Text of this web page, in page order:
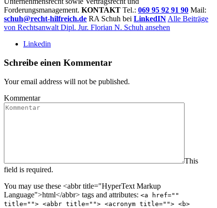
Forderungsmanagement. KONTAKT Tel.: 069 95 92 91 90 Mail:
schuh@recht-hilfreich.de RA Schuh bei LinkedIN Alle Beiträge
von Rechtsanwalt Dipl. Jur. Florian N. Schuh ansehen
Linkedin
Schreibe einen Kommentar
Your email address will not be published.
Kommentar
This
field is required.
You may use these <abbr title="HyperText Markup
Language">html</abbr> tags and attributes: <a href=""
title=""> <abbr title=""> <acronym title=""> <b>